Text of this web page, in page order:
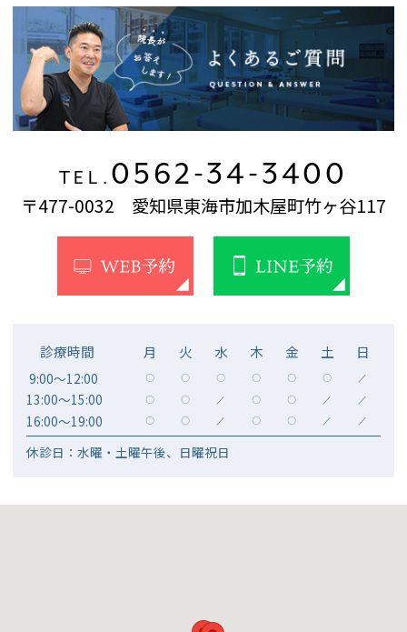
TEL. 0562-34-3400
〒477-0032 愛知県東海市加木屋町竹ヶ谷117
診療時間 月 火 水 木 金 土 日
9:00～12:00 〇 〇 〇 〇 〇 〇 ／
13:00～15:00 〇 〇 ／ 〇 〇 ／ ／
16:00～19:00 〇 〇 ／ 〇 〇 ／ ／
休診日：水曜・土曜午後、日曜祝日